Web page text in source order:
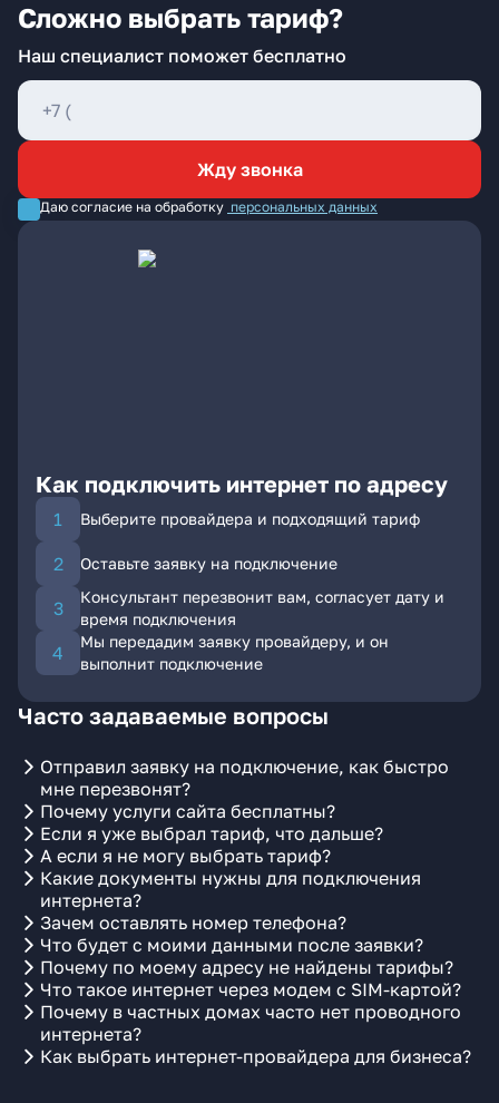
Сложно выбрать тариф?
Наш специалист поможет бесплатно
Жду звонка
Даю согласие на обработку персональных данных
Как подключить интернет по адресу
Выберите провайдера и подходящий тариф
Оставьте заявку на подключение
Консультант перезвонит вам, согласует дату и
время подключения
Мы передадим заявку провайдеру, и он
выполнит подключение
Часто задаваемые вопросы
Отправил заявку на подключение, как быстро
мне перезвонят?
Почему услуги сайта бесплатны?
Если я уже выбрал тариф, что дальше?
А если я не могу выбрать тариф?
Какие документы нужны для подключения
интернета?
Зачем оставлять номер телефона?
Что будет с моими данными после заявки?
Почему по моему адресу не найдены тарифы?
Что такое интернет через модем с SIM-картой?
Почему в частных домах часто нет проводного
интернета?
Как выбрать интернет-провайдера для бизнеса?